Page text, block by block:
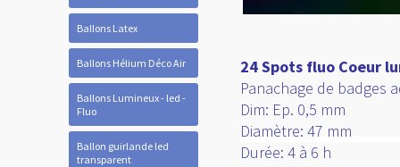
Ballons Latex
Ballons Hélium Déco Air
Ballons Lumineux - led -
Fluo
Ballon guirlande led
transparent
24 Spots fluo Coeur
Panachage de badges
Dim: Ep. 0,5 mm
Diamètre: 47 mm
Durée: 4 à 6 h